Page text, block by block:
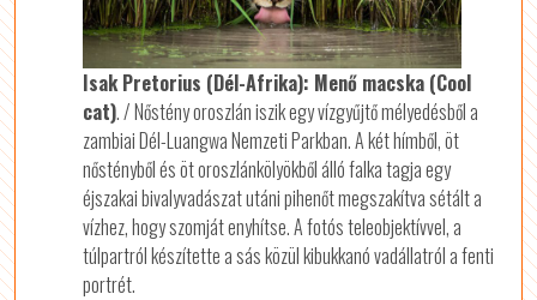
Isak Pretorius (Dél-Afrika): Menő macska (Cool
cat). / Nőstény oroszlán iszik egy vízgyűjtő mélyedésből a
zambiai Dél-Luangwa Nemzeti Parkban. A két hímből, öt
nőstényből és öt oroszlánkölyökből álló falka tagja egy
éjszakai bivalyvadászat utáni pihenőt megszakítva sétált a
vízhez, hogy szomját enyhítse. A fotós teleobjektívvel, a
túlpartról készítette a sás közül kibukkanó vadállatról a fenti
portrét.